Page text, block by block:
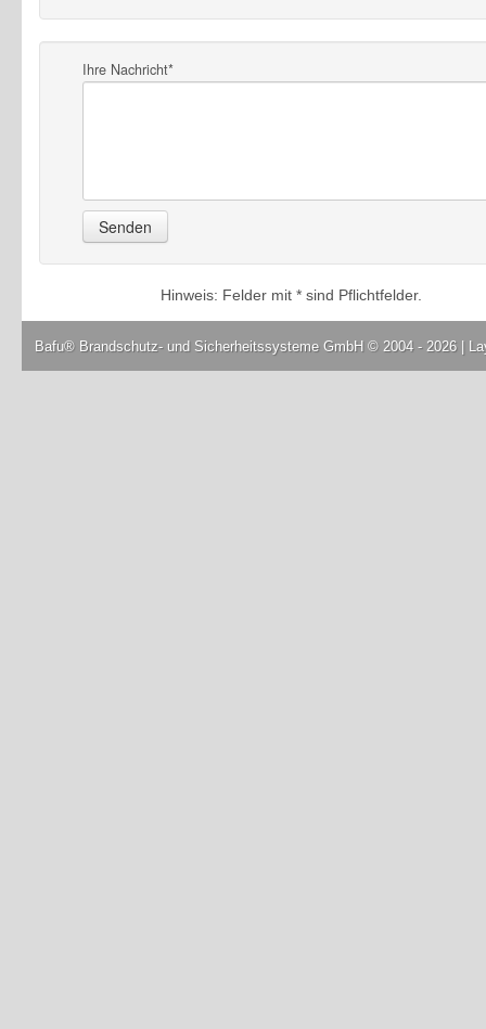
Ihre Nachricht*
Hinweis: Felder mit * sind Pflichtfelder.
Bafu® Brandschutz- und Sicherheitssysteme GmbH © 2004 - 2026 |